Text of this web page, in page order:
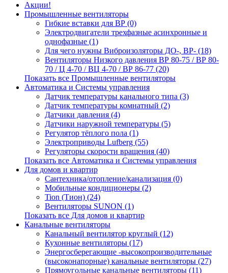
Акции!
Промышленные вентиляторы
Гибкие вставки для ВР (0)
Электродвигатели трехфазные асинхронные и
однофазные (1)
Для чего нужны Виброизоляторы ДО-, ВР- (18)
Вентиляторы Низкого давления ВР 80-75 / ВР 80-
70 / Ц 4-70 / ВЦ 4-70 / ВР 86-77 (20)
Показать все Промышленные вентиляторы
Автоматика и Системы управления
Датчик температуры канального типа (3)
Датчик температуры комнатный (2)
Датчики давления (4)
Датчики наружной температуры (5)
Регулятор тёплого пола (1)
Электроприводы Lufberg (55)
Регуляторы скорости вращения (40)
Показать все Автоматика и Системы управления
Для домов и квартир
Сантехника/отопление/канализация (0)
Мобильные кондиционеры (2)
Tion (Тион) (24)
Вентиляторы SUNON (1)
Показать все Для домов и квартир
Канальные вентиляторы
Канальный вентилятор круглый (12)
Кухонные вентиляторы (17)
Энергосберегающие -высокопроизводительные
(высоконапорные) канальные вентиляторы (27)
Прямоугольные канальные вентиляторы (11)